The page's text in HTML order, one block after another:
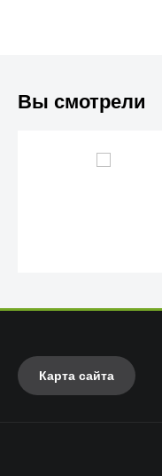
Вы смотрели
Карта сайта